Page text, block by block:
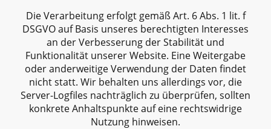
Die Verarbeitung erfolgt gemäß Art. 6 Abs. 1 lit. f
DSGVO auf Basis unseres berechtigten Interesses
an der Verbesserung der Stabilität und
Funktionalität unserer Website. Eine Weitergabe
oder anderweitige Verwendung der Daten findet
nicht statt. Wir behalten uns allerdings vor, die
Server-Logfiles nachträglich zu überprüfen, sollten
konkrete Anhaltspunkte auf eine rechtswidrige
Nutzung hinweisen.